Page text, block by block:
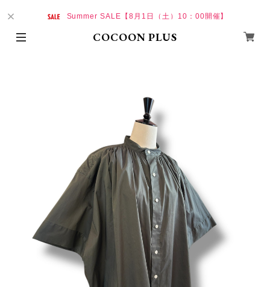
Summer SALE【8月1日（土）10：00開催】
COCOON PLUS